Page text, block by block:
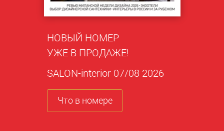
НОВЫЙ НОМЕР
УЖЕ В ПРОДАЖЕ!
SALON-interior 07/08 2026
Что в номере